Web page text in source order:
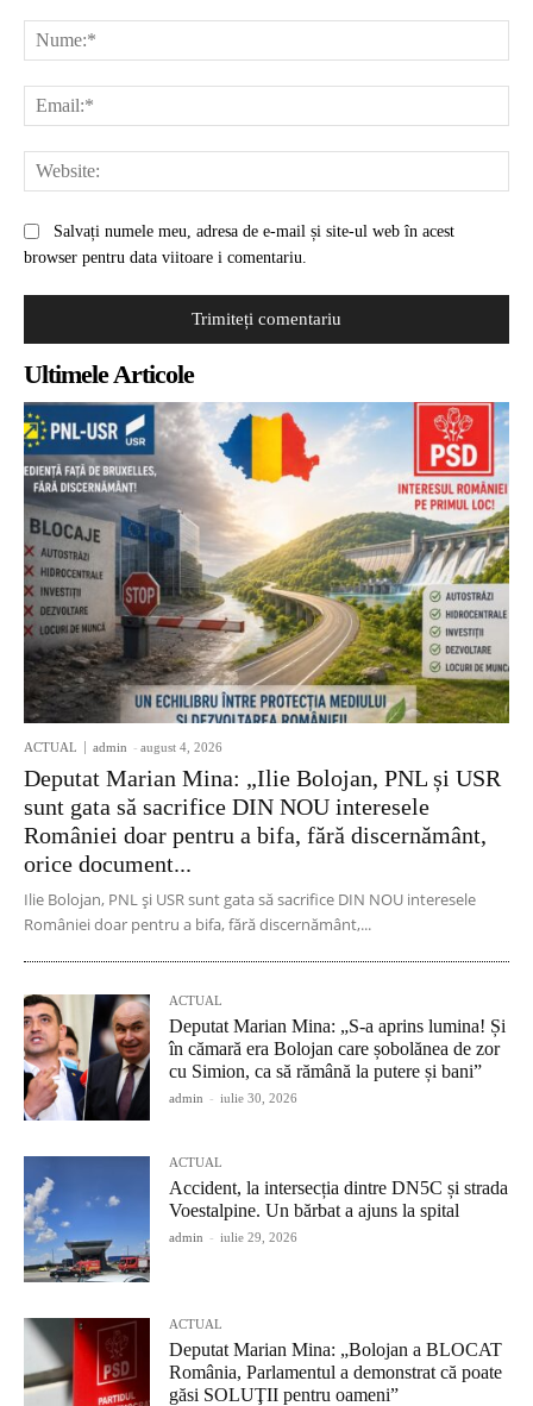
Salvați numele meu, adresa de e-mail și site-ul web în acest
browser pentru data viitoare i comentariu.
Ultimele Articole
ACTUAL admin - august 4, 2026
Deputat Marian Mina: „Ilie Bolojan, PNL și USR
sunt gata să sacrifice DIN NOU interesele
României doar pentru a bifa, fără discernământ,
orice document...
Ilie Bolojan, PNL și USR sunt gata să sacrifice DIN NOU interesele
României doar pentru a bifa, fără discernământ,...
ACTUAL
Deputat Marian Mina: „S-a aprins lumina! Și
în cămară era Bolojan care șobolănea de zor
cu Simion, ca să rămână la putere și bani”
admin - iulie 30, 2026
ACTUAL
Accident, la intersecția dintre DN5C și strada
Voestalpine. Un bărbat a ajuns la spital
admin - iulie 29, 2026
ACTUAL
Deputat Marian Mina: „Bolojan a BLOCAT
România, Parlamentul a demonstrat că poate
găsi SOLUŢII pentru oameni”